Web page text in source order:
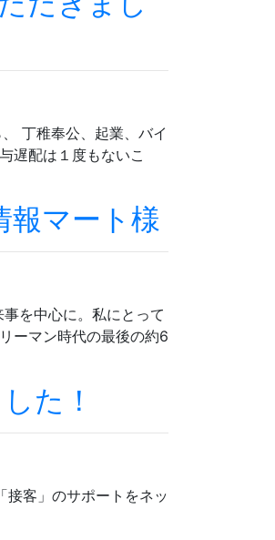
丁稚奉公、起業、バイ
遅配は１度もないこ
マート様
を中心に。私にとって
ーマン時代の最後の約6
た！
客」のサポートをネッ